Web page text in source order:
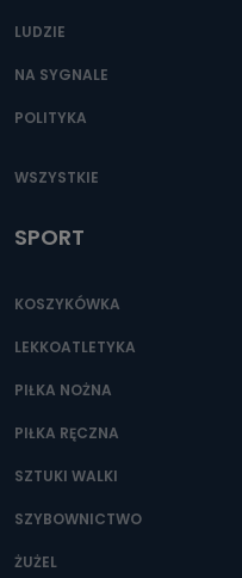
LUDZIE
NA SYGNALE
POLITYKA
WSZYSTKIE
SPORT
KOSZYKÓWKA
LEKKOATLETYKA
PIŁKA NOŻNA
PIŁKA RĘCZNA
SZTUKI WALKI
SZYBOWNICTWO
ŻUŻEL